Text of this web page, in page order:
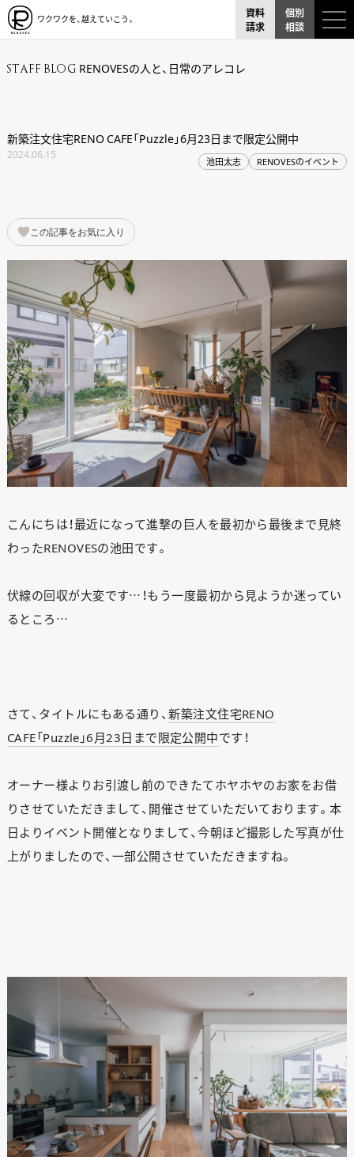
ワクワクを、越えていこう。
資料
請求
個別
相談
STAFF BLOG RENOVESの人と、日常のアレコレ
新築注文住宅RENO CAFE「Puzzle」6月23日まで限定公開中
2024.06.15
池田太志 RENOVESのイベント
この記事をお気に入り
こんにちは！最近になって進撃の巨人を最初から最後まで見終
わったRENOVESの池田です。
伏線の回収が大変です…！もう一度最初から見ようか迷ってい
るところ…
さて、タイトルにもある通り、新築注文住宅RENO
CAFE「Puzzle」6月23日まで限定公開中です！
オーナー様よりお引渡し前のできたてホヤホヤのお家をお借
りさせていただきまして、開催させていただいております。本
日よりイベント開催となりまして、今朝ほど撮影した写真が仕
上がりましたので、一部公開させていただきますね。